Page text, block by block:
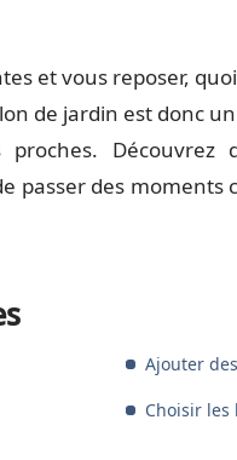
et vous reposer,
de jardin est donc
Découvrez
passer des moments
Ajouter
Choisir